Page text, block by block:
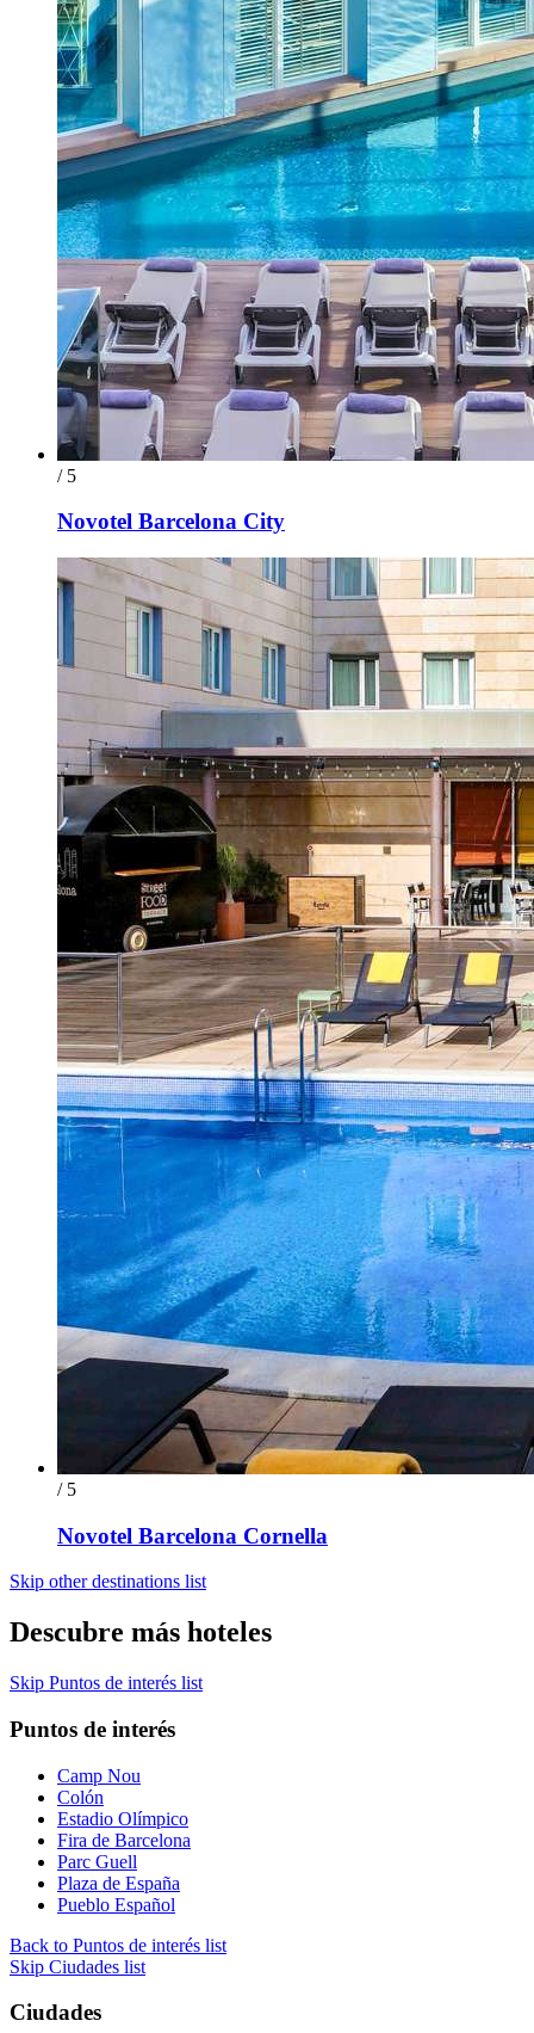
/ 5
Novotel Barcelona City
/ 5
Novotel Barcelona Cornella
Skip other destinations list
Descubre más hoteles
Skip Puntos de interés list
Puntos de interés
Camp Nou
Colón
Estadio Olímpico
Fira de Barcelona
Parc Guell
Plaza de España
Pueblo Español
Back to Puntos de interés list
Skip Ciudades list
Ciudades